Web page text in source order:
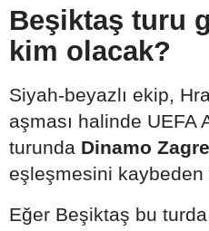
Beşiktaş turu
kim olacak?
Siyah-beyazlı ekip,
aşması halinde UEFA
turunda Dinamo
eşleşmesini kaybeden
Eğer Beşiktaş bu